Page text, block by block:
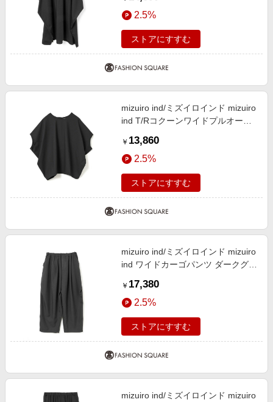
2.5%
ストアにすすむ
mizuiro ind/ミズイロインド mizuiro
ind T/Rコクーンワイドプルオーバ
￥ 13,860
2.5%
ストアにすすむ
mizuiro ind/ミズイロインド mizuiro
ind ワイドカーゴパンツ ダークグレ
￥ 17,380
2.5%
ストアにすすむ
mizuiro ind/ミズイロインド mizuiro